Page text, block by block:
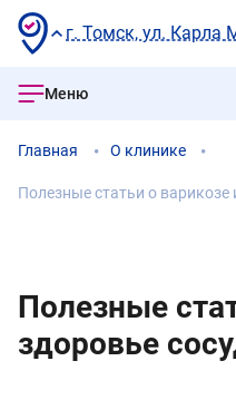
г. Томск, ул. Карла
Меню
Главная О клинике
Полезные статьи о варикозе
Полезные
здоровье